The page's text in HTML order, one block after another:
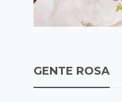
GENTE ROSA